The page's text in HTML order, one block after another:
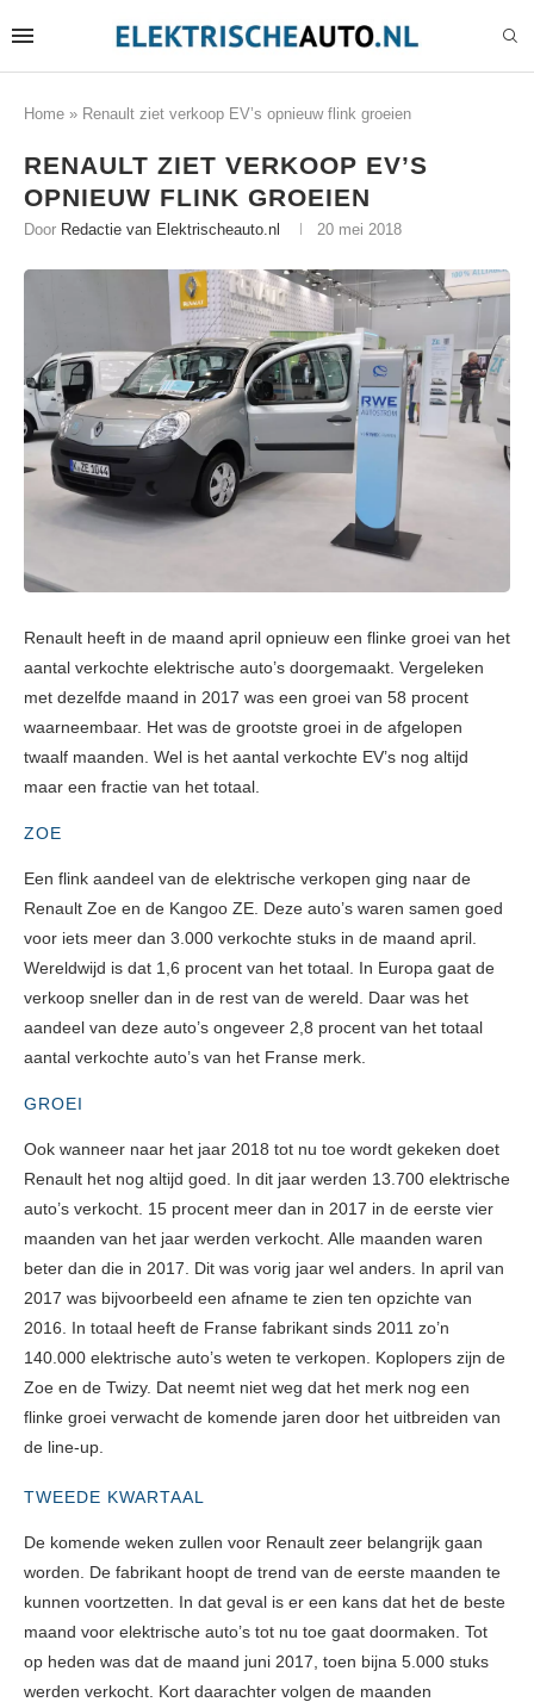
Home » Renault ziet verkoop EV’s opnieuw flink groeien
RENAULT ZIET VERKOOP EV’S
OPNIEUW FLINK GROEIEN
Door Redactie van Elektrischeauto.nl 20 mei 2018
Renault heeft in de maand april opnieuw een flinke groei van het
aantal verkochte elektrische auto’s doorgemaakt. Vergeleken
met dezelfde maand in 2017 was een groei van 58 procent
waarneembaar. Het was de grootste groei in de afgelopen
twaalf maanden. Wel is het aantal verkochte EV’s nog altijd
maar een fractie van het totaal.
ZOE
Een flink aandeel van de elektrische verkopen ging naar de
Renault Zoe en de Kangoo ZE. Deze auto’s waren samen goed
voor iets meer dan 3.000 verkochte stuks in de maand april.
Wereldwijd is dat 1,6 procent van het totaal. In Europa gaat de
verkoop sneller dan in de rest van de wereld. Daar was het
aandeel van deze auto’s ongeveer 2,8 procent van het totaal
aantal verkochte auto’s van het Franse merk.
GROEI
Ook wanneer naar het jaar 2018 tot nu toe wordt gekeken doet
Renault het nog altijd goed. In dit jaar werden 13.700 elektrische
auto’s verkocht. 15 procent meer dan in 2017 in de eerste vier
maanden van het jaar werden verkocht. Alle maanden waren
beter dan die in 2017. Dit was vorig jaar wel anders. In april van
2017 was bijvoorbeeld een afname te zien ten opzichte van
2016. In totaal heeft de Franse fabrikant sinds 2011 zo’n
140.000 elektrische auto’s weten te verkopen. Koplopers zijn de
Zoe en de Twizy. Dat neemt niet weg dat het merk nog een
flinke groei verwacht de komende jaren door het uitbreiden van
de line-up.
TWEEDE KWARTAAL
De komende weken zullen voor Renault zeer belangrijk gaan
worden. De fabrikant hoopt de trend van de eerste maanden te
kunnen voortzetten. In dat geval is er een kans dat het de beste
maand voor elektrische auto’s tot nu toe gaat doormaken. Tot
op heden was dat de maand juni 2017, toen bijna 5.000 stuks
werden verkocht. Kort daarachter volgen de maanden